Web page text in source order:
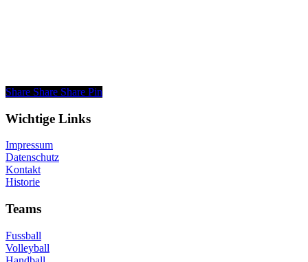
Share Share Share Pin
Wichtige Links
Impressum
Datenschutz
Kontakt
Historie
Teams
Fussball
Volleyball